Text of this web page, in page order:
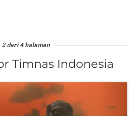
2 dari 4 halaman
Timnas Indonesia